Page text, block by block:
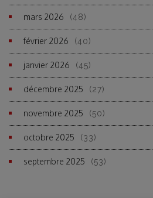
mars 2026 (48)
février 2026 (40)
janvier 2026 (45)
décembre 2025 (27)
novembre 2025 (50)
octobre 2025 (33)
septembre 2025 (53)